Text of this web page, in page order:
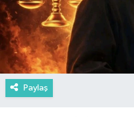
Paylaş